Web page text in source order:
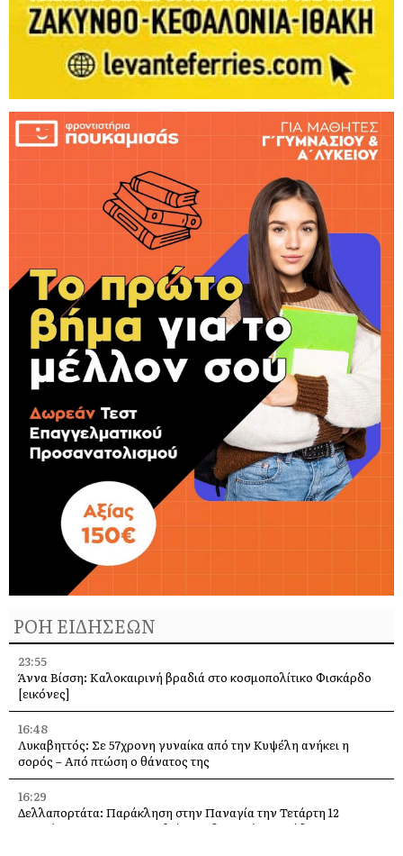
ΡΟΗ ΕΙΔΗΣΕΩΝ
23:55
Άννα Βίσση: Καλοκαιρινή βραδιά στο κοσμοπολίτικο Φισκάρδο
[εικόνες]
16:48
Λυκαβηττός: Σε 57χρονη γυναίκα από την Κυψέλη ανήκει η
σορός – Από πτώση ο θάνατος της
16:29
Δελλαπορτάτα: Παράκληση στην Παναγία την Τετάρτη 12
Αυγούστου –Θα προσφερθεί παραδοσιακή ριγανάδα